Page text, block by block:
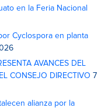
en la Feria Nacional
Cyclospora en planta
AVANCES DEL
CONSEJO DIRECTIVO 7
alianza por la